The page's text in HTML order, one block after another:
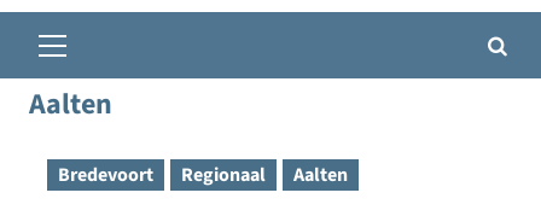
menu
Aalten
Bredevoort Regionaal Aalten